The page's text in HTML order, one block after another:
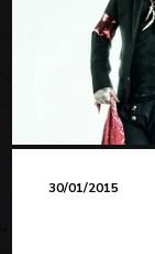
30/01/2015